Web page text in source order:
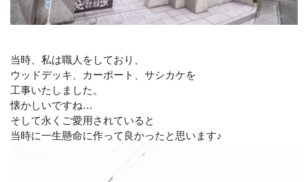
当時、私は職人をしており、
ウッドデッキ、カーポート、サシカケを
工事いたしました。
懐かしいですね…
そして永くご愛用されていると
当時に一生懸命に作って良かったと思います♪